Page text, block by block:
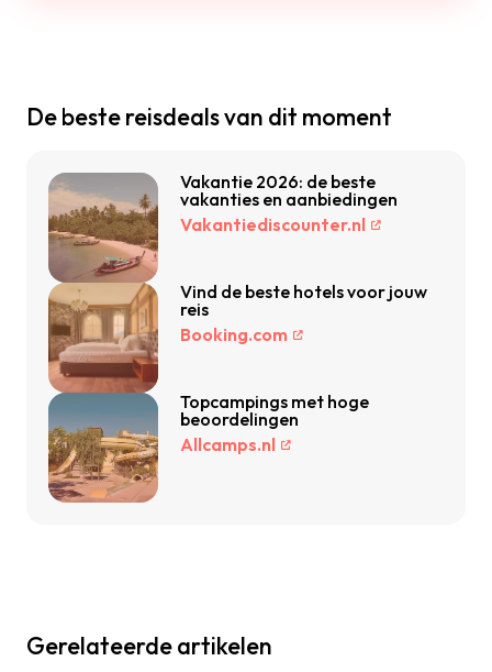
De beste reisdeals van dit moment
Vakantie 2026: de beste
vakanties en aanbiedingen
Vakantiediscounter.nl
Vind de beste hotels voor jouw
reis
Booking.com
Topcampings met hoge
beoordelingen
Allcamps.nl
Gerelateerde artikelen